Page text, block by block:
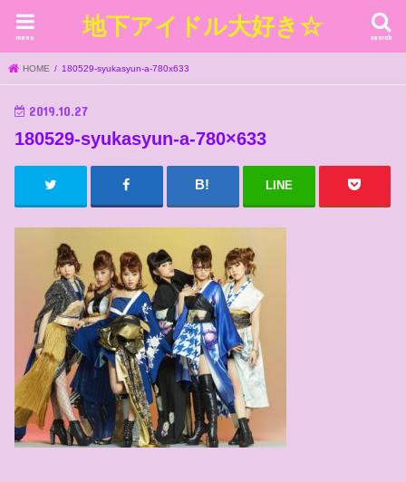
地下アイドル大好き☆ search
menu
HOME 180529-syukasyun-a-780x633
2019.10.27
180529-syukasyun-a-780×633
LINE